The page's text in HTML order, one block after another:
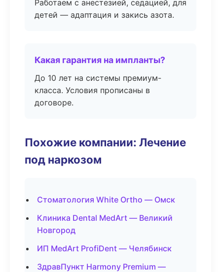
Работаем с анестезией, седацией, для
детей — адаптация и закись азота.
Какая гарантия на импланты?
До 10 лет на системы премиум-
класса. Условия прописаны в
договоре.
Похожие компании: Лечение
под наркозом
Стоматология White Ortho — Омск
Клиника Dental MedArt — Великий
Новгород
ИП MedArt ProfiDent — Челябинск
ЗдравПункт Harmony Premium —